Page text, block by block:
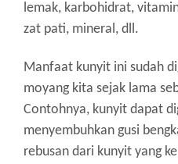
lemak, karbohidrat,
zat pati, mineral, dll.
Manfaat kunyit ini sudah
moyang kita sejak lama
Contohnya, kunyit dapat
menyembuhkan gusi
rebusan dari kunyit yang